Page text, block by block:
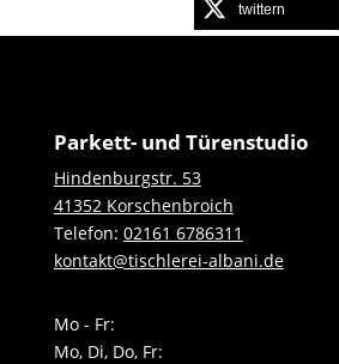
twittern
Parkett- und Türenstudio
Hindenburgstr. 53
41352 Korschenbroich
Telefon: 02161 6786311
kontakt@tischlerei-albani.de
Mo - Fr:
Mo, Di, Do, Fr: